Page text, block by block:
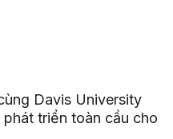
Davis University
triển toàn cầu cho